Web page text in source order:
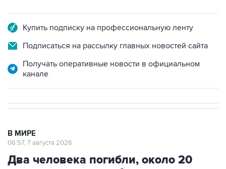
Подписаться на рассылку главных новостей сайта
Получать оперативные новости в официальном
Два человека погибли, около 20
ранены при стрельбе в школе в
Таиланде